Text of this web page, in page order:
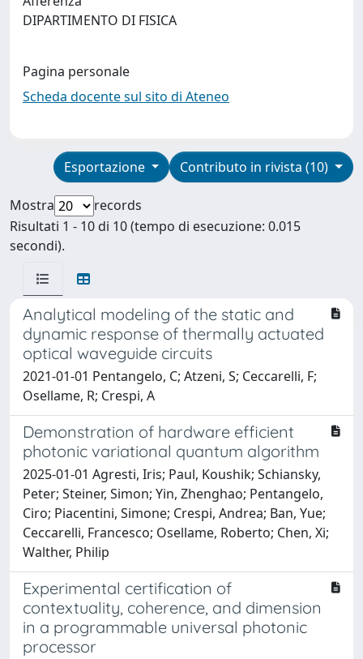
DIPARTIMENTO DI FISICA
Pagina personale
Scheda docente sul sito di Ateneo
Contributo in rivista (10)
Esportazione
Mostra
records
Risultati 1 - 10 di 10 (tempo di esecuzione: 0.015
secondi).
Analytical modeling of the static and
dynamic response of thermally actuated
optical waveguide circuits
2021-01-01 Pentangelo, C; Atzeni, S; Ceccarelli, F;
Osellame, R; Crespi, A
Demonstration of hardware efficient
photonic variational quantum algorithm
2025-01-01 Agresti, Iris; Paul, Koushik; Schiansky,
Peter; Steiner, Simon; Yin, Zhenghao; Pentangelo,
Ciro; Piacentini, Simone; Crespi, Andrea; Ban, Yue;
Ceccarelli, Francesco; Osellame, Roberto; Chen, Xi;
Walther, Philip
Experimental certification of
contextuality, coherence, and dimension
in a programmable universal photonic
processor